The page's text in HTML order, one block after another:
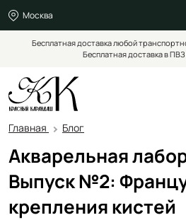
Москва
Бесплатная доставка любой
Бесплатная доставка в
Главная Блог
Акварельная
Выпуск №2:
крепления кистей